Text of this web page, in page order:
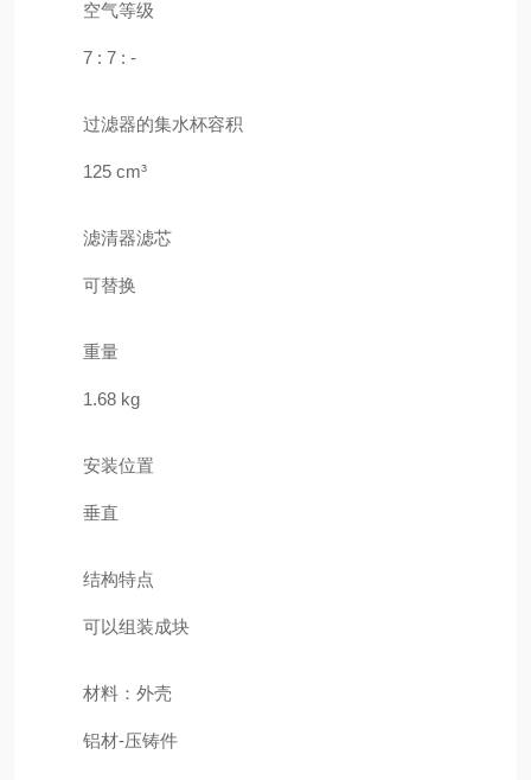
空气等级
7 : 7 : -
过滤器的集水杯容积
125 cm³
滤清器滤芯
可替换
重量
1.68 kg
安装位置
垂直
结构特点
可以组装成块
材料：外壳
铝材-压铸件